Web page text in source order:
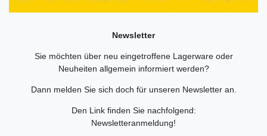
Newsletter
Sie möchten über neu eingetroffene Lagerware oder
Neuheiten allgemein informiert werden?
Dann melden Sie sich doch für unseren Newsletter an.
Den Link finden Sie nachfolgend:
Newsletteranmeldung!